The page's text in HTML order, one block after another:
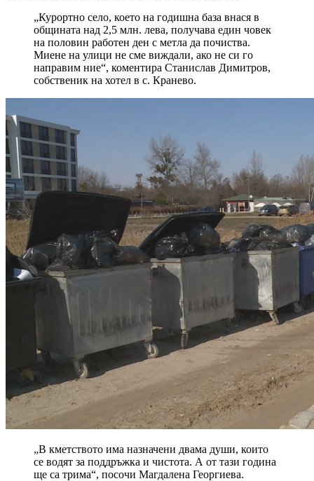
„Курортно село, което на годишна база внася в
общината над 2,5 млн. лева, получава един човек
на половин работен ден с метла да почиства.
Миене на улици не сме виждали, ако не си го
направим ние“, коментира Станислав Димитров,
собственик на хотел в с. Кранево.
„В кметството има назначени двама души, които
се водят за поддръжка и чистота. А от тази година
ще са трима“, посочи Магдалена Георгиева.